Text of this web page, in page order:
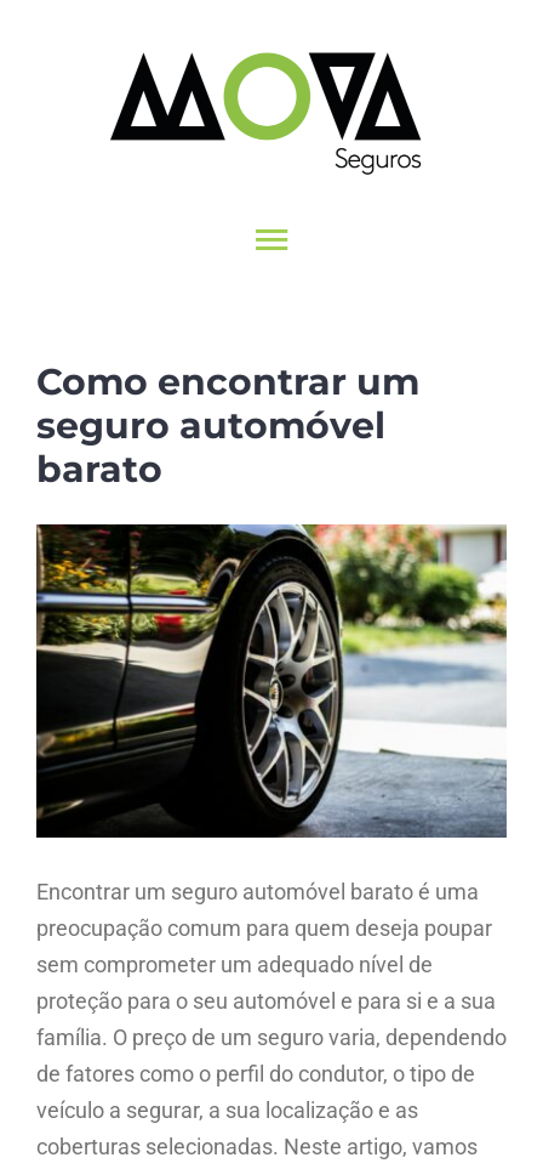
Toggle
MUNDO MOVA
CONTACTOS
Como encontrar um
seguro automóvel
barato
View
Larger
Image
Encontrar um seguro automóvel barato é uma
preocupação comum para quem deseja poupar
sem comprometer um adequado nível de
proteção para o seu automóvel e para si e a sua
família. O preço de um seguro varia, dependendo
de fatores como o perfil do condutor, o tipo de
veículo a segurar, a sua localização e as
coberturas selecionadas. Neste artigo, vamos